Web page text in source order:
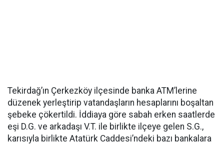
Tekirdağ’ın Çerkezköy ilçesinde banka ATM’lerine
düzenek yerleştirip vatandaşların hesaplarını boşaltan
şebeke çökertildi. İddiaya göre sabah erken saatlerde
eşi D.G. ve arkadaşı V.T. ile birlikte ilçeye gelen S.G.,
karısıyla birlikte Atatürk Caddesi’ndeki bazı bankalara